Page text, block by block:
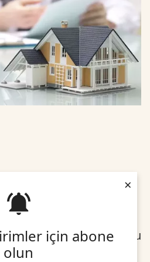
için abone
olun
×
Müdürü Mehmet
176. kuruluş yıl
mesaj yayımladı. Tapu
kuruluş